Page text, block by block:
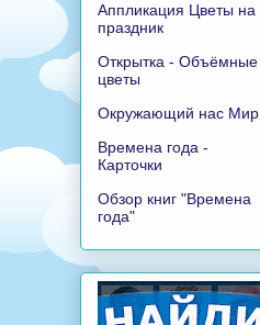
Аппликация Цветы на
праздник
Открытка - Объёмные
цветы
Окружающий нас Мир
Времена года -
Карточки
Обзор книг "Времена
года"